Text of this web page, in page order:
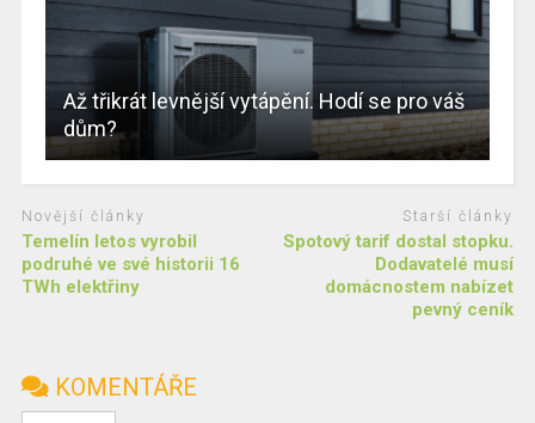
Až třikrát levnější vytápění. Hodí se pro váš
dům?
Novější články
Temelín letos vyrobil
podruhé ve své historii 16
TWh elektřiny
Starší články
Spotový tarif dostal stopku.
Dodavatelé musí
domácnostem nabízet
pevný ceník
KOMENTÁŘE